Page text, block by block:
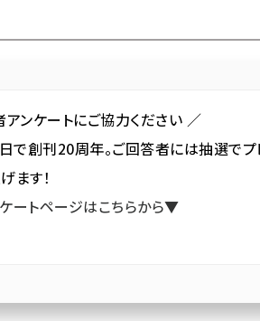
リ／種別 から探す セミナー／イベ
ェディング様、エス・エム・エスキャリア様登壇！第5
ンケートにご協力ください ／
で創刊20周年。ご回答者には抽選でプ
ます！
ートページはこちらから▼